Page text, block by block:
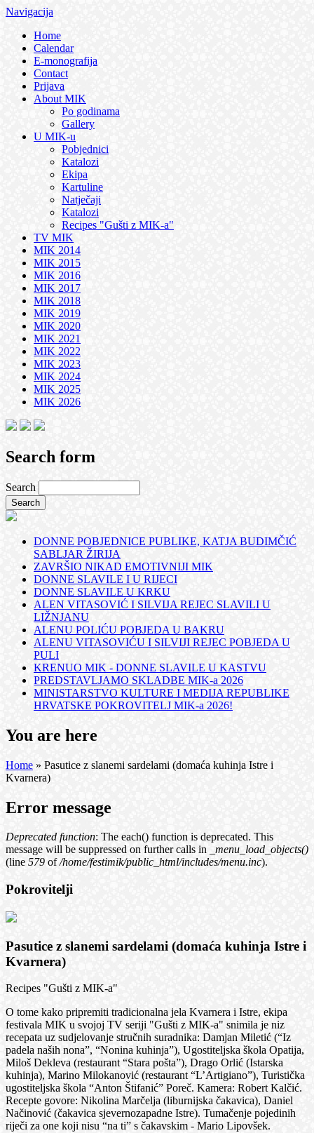
Navigacija
Home
Calendar
E-monografija
Contact
Prijava
About MIK
Po godinama
Gallery
U MIK-u
Pobjednici
Katalozi
Ekipa
Kartuline
Natječaji
Katalozi
Recipes "Gušti z MIK-a"
TV MIK
MIK 2014
MIK 2015
MIK 2016
MIK 2017
MIK 2018
MIK 2019
MIK 2020
MIK 2021
MIK 2022
MIK 2023
MIK 2024
MIK 2025
MIK 2026
Search form
Search
DONNE POBJEDNICE PUBLIKE, KATJA BUDIMČIĆ
SABLJAR ŽIRIJA
ZAVRŠIO NIKAD EMOTIVNIJI MIK
DONNE SLAVILE I U RIJECI
DONNE SLAVILE U KRKU
ALEN VITASOVIĆ I SILVIJA REJEC SLAVILI U
LIŽNJANU
ALENU POLIĆU POBJEDA U BAKRU
ALENU VITASOVIĆU I SILVIJI REJEC POBJEDA U
PULI
KRENUO MIK - DONNE SLAVILE U KASTVU
PREDSTAVLJAMO SKLADBE MIK-a 2026
MINISTARSTVO KULTURE I MEDIJA REPUBLIKE
HRVATSKE POKROVITELJ MIK-a 2026!
You are here
Home » Pasutice z slanemi sardelami (domaća kuhinja Istre i
Kvarnera)
Error message
Deprecated function: The each() function is deprecated. This
message will be suppressed on further calls in
_menu_load_objects()
(line 579 of/home/festimik/public_html/includes/menu.inc).
Pokrovitelji
Pasutice z slanemi sardelami (domaća kuhinja Istre i
Kvarnera)
Recipes "Gušti z MIK-a"
O tome kako pripremiti tradicionalna jela Kvarnera i Istre, ekipa
festivala MIK u svojoj TV seriji "Gušti z MIK-a" snimila je niz
recepata uz sudjelovanje stručnih suradnika: Damjan Miletić (“Iz
padela naših nona”, “Nonina kuhinja”), Ugostiteljska škola Opatija,
Miloš Dekleva (restaurant “Stara pošta”), Drago Orlić (Istarska
kuhinja), Marino Milokanović (restaurant “L’Artigiano”), Turistička
ugostiteljska škola “Anton Štifanić” Poreč. Kamera: Robert Kalčić.
Recepte govore: Nikolina Marčelja (liburnijska čakavica), Daniel
Načinović (čakavica sjevernozapadne Istre). Tumačenje pojedinih
riječi za one koji nisu “na ti” s čakavskim - Mario Lipovšek.